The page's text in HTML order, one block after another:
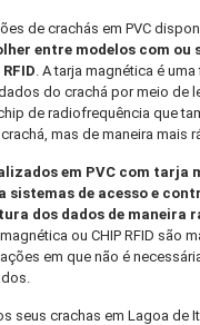
de crachás em PVC
entre modelos com ou
. A tarja magnética é
do crachá por meio de
de radiofrequência que
mas de maneira mais
em PVC com tarja
sistemas de acesso e
dos dados de maneira
ou CHIP RFID são
em que não é
seus crachas em Lagoa de